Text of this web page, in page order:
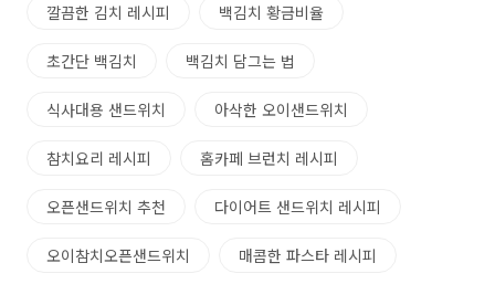
깔끔한 김치 레시피 백김치 황금비율
초간단 백김치 백김치 담그는 법
식사대용 샌드위치 아삭한 오이샌드위치
참치요리 레시피 홈카페 브런치 레시피
오픈샌드위치 추천 다이어트 샌드위치 레시피
오이참치오픈샌드위치 매콤한 파스타 레시피